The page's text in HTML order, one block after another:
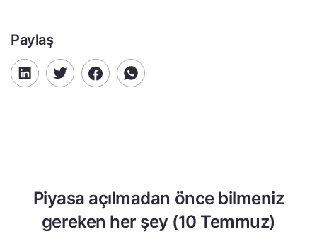
Paylaş
Piyasa açılmadan önce bilmeniz
gereken her şey (10 Temmuz)